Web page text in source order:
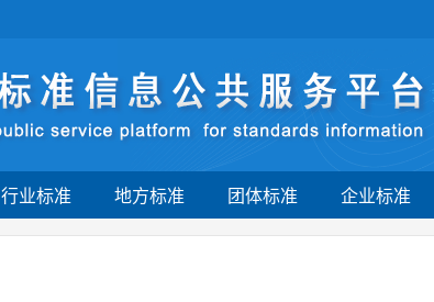
行业标准 地方标准 团体标准 企业标准